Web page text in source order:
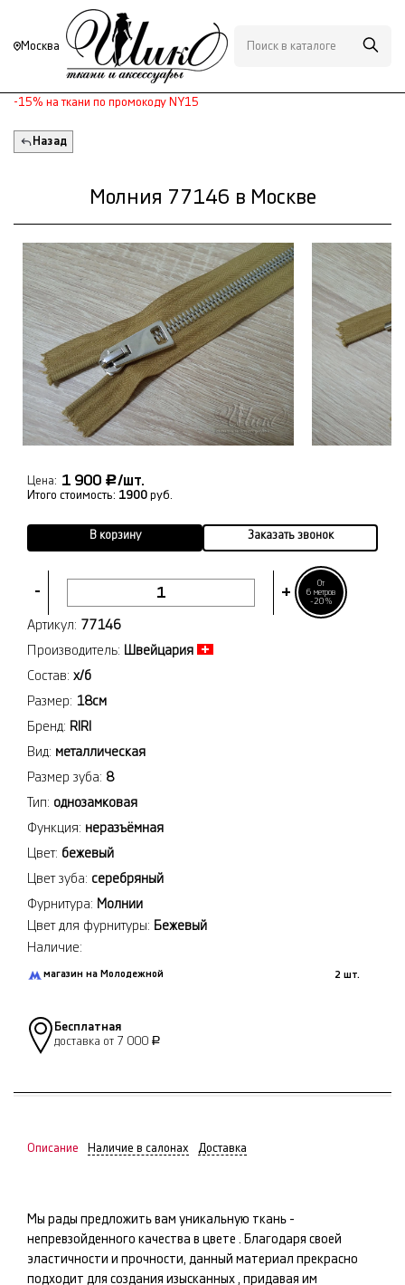
Москва
-15% на ткани по промокоду NY15
Назад
Молния 77146 в Москве
- +
От
6 метров
-20%
Цена: 1 900 Р/шт.
Итого стоимость: 1900 руб.
В корзину Заказать звонок
Артикул: 77146
Производитель: Швейцария
Состав: х/б
Размер: 18см
Бренд: RIRI
Вид: металлическая
Размер зуба: 8
Тип: однозамковая
Функция: неразъёмная
Цвет: бежевый
Цвет зуба: серебряный
Фурнитура: Молнии
Цвет для фурнитуры: Бежевый
Наличие:
магазин на Молодежной 2 шт.
Бесплатная
доставка от 7 000 Р
Описание Наличие в салонах Доставка
Мы рады предложить вам уникальную ткань -
непревзойденного качества в цвете . Благодаря своей
эластичности и прочности, данный материал прекрасно
подходит для создания изысканных , придавая им